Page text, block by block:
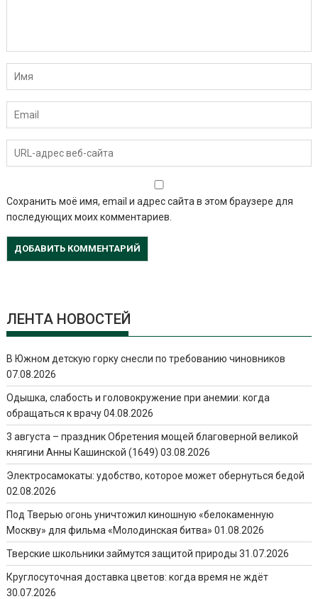
Сохранить моё имя, email и адрес сайта в этом браузере для
последующих моих комментариев.
ЛЕНТА НОВОСТЕЙ
В Южном детскую горку снесли по требованию чиновников
07.08.2026
Одышка, слабость и головокружение при анемии: когда
обращаться к врачу 04.08.2026
3 августа – праздник Обретения мощей благоверной великой
княгини Анны Кашинской (1649) 03.08.2026
Электросамокаты: удобство, которое может обернуться бедой
02.08.2026
Под Тверью огонь уничтожил киношную «белокаменную
Москву» для фильма «Молодинская битва» 01.08.2026
Тверские школьники займутся защитой природы 31.07.2026
Круглосуточная доставка цветов: когда время не ждёт
30.07.2026